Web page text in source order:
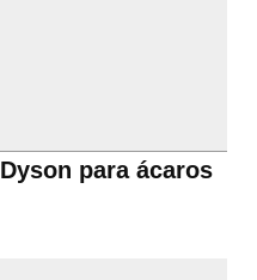
Dyson para ácaros